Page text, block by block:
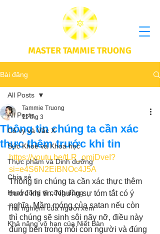
MASTER TAMMIE TRUONG
Bài đăng
All Posts
Cô vy và Vắc X
Sức Khoẻ và Khoa học
Thực phầm và Dinh dưỡng
Chia sẻ
Hoạt động vì cộng đồng
Trải nghiệm của người xem
Khả năng vô hạn của Niết Bàn
All Posts
Thông tin chúng ta cần xác
thực thêm trước khi tin
Tammie Truong
11 thg 3
https://youtu.be/tLR_omjDveI?
si=e4S6N2EiBNOc4J5A
Thông tin chúng ta cần xác thực thêm
trước khi tin. Nhưng sự tóm tắt có ý
nghĩa. Mầm móng của satan nếu còn
thì chúng sẽ sinh sôi nãy nỡ, điều này
đúng bên trong mỗi con người và đúng